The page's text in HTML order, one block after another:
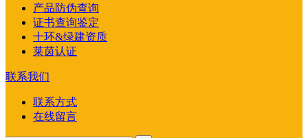
产品防伪查询
证书查询鉴定
十环&绿建资质
莱茵认证
联系我们
联系方式
在线留言